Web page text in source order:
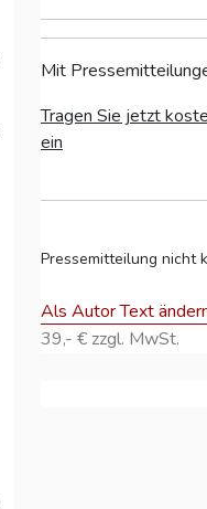
Mit
Tragen Sie jetzt
ein
Pressemitteilung nicht
Als Autor Text
39,- € zzgl. MwSt.